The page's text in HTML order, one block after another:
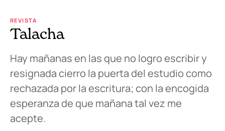
REVISTA
Talacha
Hay mañanas en las que no logro escribir y
resignada cierro la puerta del estudio como
rechazada por la escritura; con la encogida
esperanza de que mañana tal vez me
acepte.